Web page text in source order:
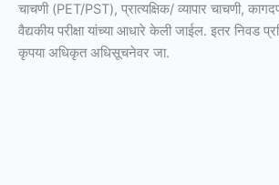
चाचणी (PET/PST), प्रात्यक्षिक/ व्यापार चाचणी,
वैद्यकीय परीक्षा यांच्या आधारे केली जाईल. इतर निवड
कृपया अधिकृत अधिसूचनेवर जा.